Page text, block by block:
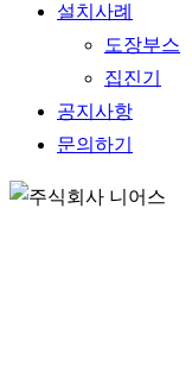
설치사례
도장부스
집진기
공지사항
문의하기